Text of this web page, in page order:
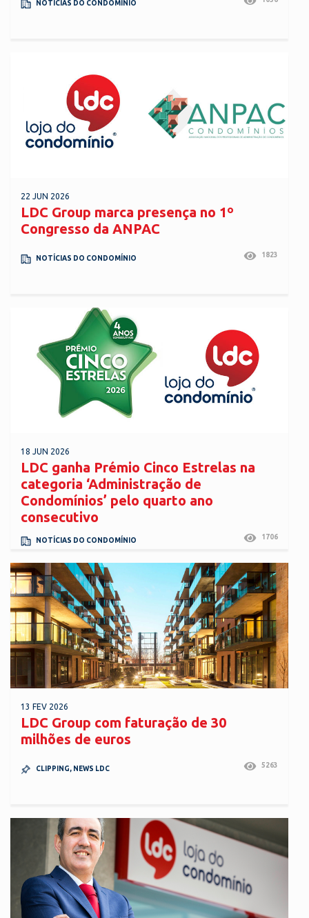
NOTÍCIAS DO CONDOMÍNIO
22 JUN 2026
LDC Group marca presença no 1º
Congresso da ANPAC
NOTÍCIAS DO CONDOMÍNIO 1823
18 JUN 2026
LDC ganha Prémio Cinco Estrelas na
categoria ‘Administração de
Condomínios’ pelo quarto ano
consecutivo
NOTÍCIAS DO CONDOMÍNIO 1706
13 FEV 2026
LDC Group com faturação de 30
milhões de euros
CLIPPING, NEWS LDC 5263